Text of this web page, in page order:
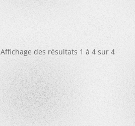
Affichage des résultats 1 à 4 sur 4